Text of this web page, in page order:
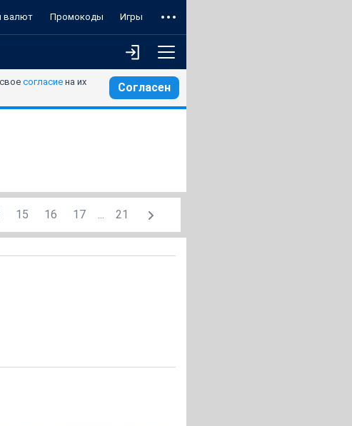
валют Промокоды Игры
согласие на их
Согласен
15 16 17 ... 21